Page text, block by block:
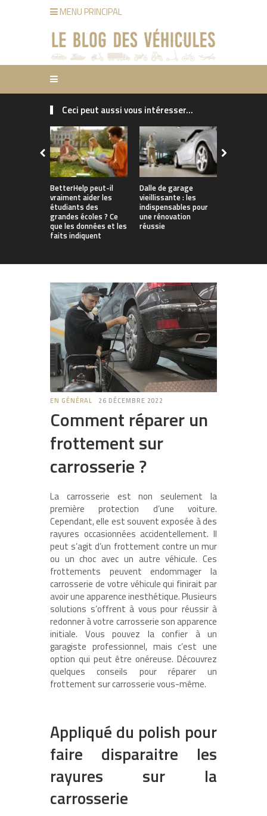
MENU PRINCIPAL
Ceci peut aussi vous intéresser...
BetterHelp peut-il
vraiment aider les
étudiants des
grandes écoles ? Ce
que les données et les
faits indiquent
Dalle de garage
vieillissante : les
indispensables pour
une rénovation
réussie
EN GÉNÉRAL 26 DÉCEMBRE 2022
Comment réparer un
frottement sur
carrosserie ?
La carrosserie est non seulement la
première protection d’une voiture.
Cependant, elle est souvent exposée à des
rayures occasionnées accidentellement. Il
peut s’agit d’un frottement contre un mur
ou un choc avec un autre véhicule. Ces
frottements peuvent endommager la
carrosserie de votre véhicule qui finirait par
avoir une apparence inesthétique. Plusieurs
solutions s’offrent à vous pour réussir à
redonner à votre carrosserie son apparence
initiale. Vous pouvez la confier à un
garagiste professionnel, mais c’est une
option qui peut être onéreuse. Découvrez
quelques conseils pour réparer un
frottement sur carrosserie vous-même.
Appliqué du polish pour
faire disparaitre les
rayures sur la
carrosserie